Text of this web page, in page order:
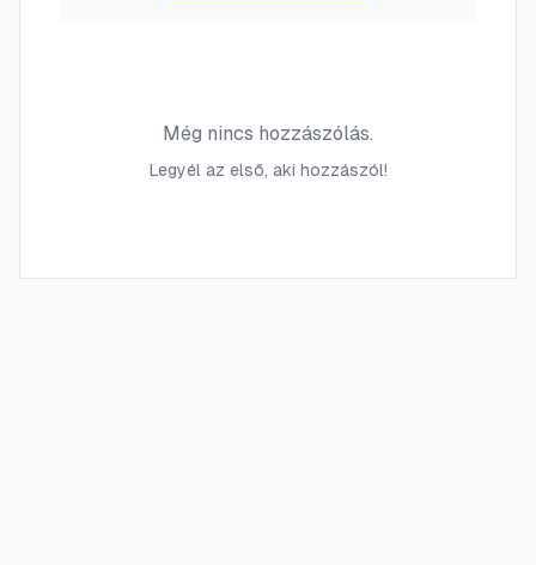
Még nincs hozzászólás.
Legyél az első, aki hozzászól!